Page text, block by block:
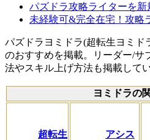
パズドラ攻略ライターを新
未経験可&完全在宅！攻略
パズドラヨミドラ(超転生ヨミド
のおすすめを掲載。リーダー/サ
法やスキル上げ方法も掲載して
ヨミドラの
超転生
アシス